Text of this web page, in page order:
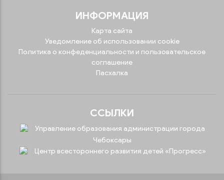
ИНФОРМАЦИЯ
Карта сайта
Уведомление об использовании cookie
Политика о конфеденциальности и пользовательское
соглашение
Пасхалка
ССЫЛКИ
Управление образования администрации города
Чебоксары
Центр всестороннего развития детей «Прогресс»